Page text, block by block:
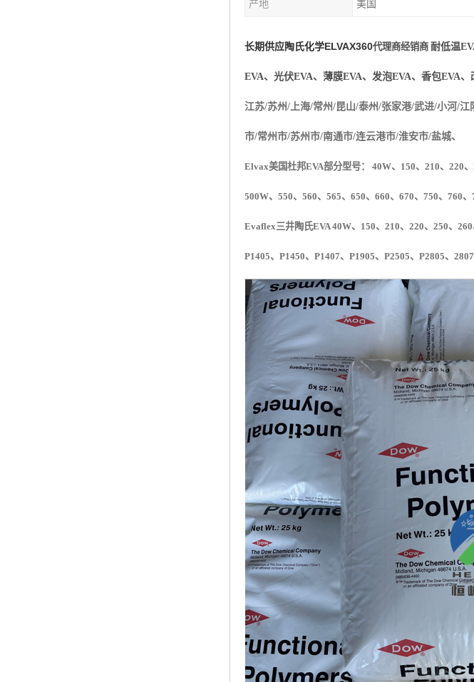
产地 美国
长期供应陶氏化学ELVAX360代理商经销商 耐低温
EVA、光伏EVA、薄膜EVA、发泡EVA、香包EVA、
江苏/苏州/上海/常州/昆山/泰州/张家港/武进/小河/
市/常州市/苏州市/南通市/连云港市/淮安市/盐城、
Elvax美国杜邦EVA部分型号： 40W、150、210、220
500W、550、560、565、650、660、670、750、760
Evaflex三井陶氏EVA 40W、 150、 210、 220、 250、 260
P1405、 P1450、 P1407、 P1905、 P2505、 P2805、 2807